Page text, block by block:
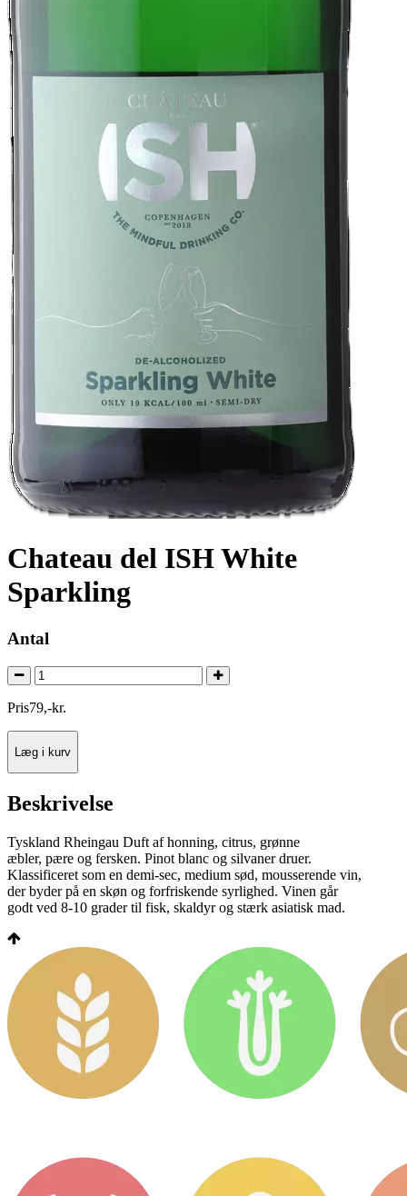
Chateau del ISH White
Sparkling
Antal
Pris79,-kr.
Læg i kurv
Beskrivelse
Tyskland Rheingau Duft af honning, citrus, grønne
æbler, pære og fersken. Pinot blanc og silvaner druer.
Klassificeret som en demi-sec, medium sød, mousserende vin,
der byder på en skøn og forfriskende syrlighed. Vinen går
godt ved 8-10 grader til fisk, skaldyr og stærk asiatisk mad.